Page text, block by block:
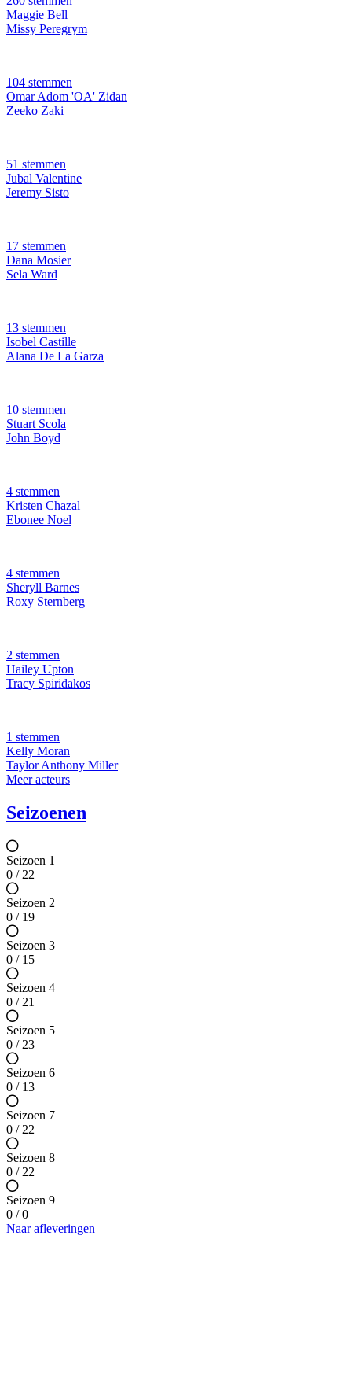
Maggie Bell
Missy Peregrym
104 stemmen
Omar Adom 'OA' Zidan
Zeeko Zaki
51 stemmen
Jubal Valentine
Jeremy Sisto
17 stemmen
Dana Mosier
Sela Ward
13 stemmen
Isobel Castille
Alana De La Garza
10 stemmen
Stuart Scola
John Boyd
4 stemmen
Kristen Chazal
Ebonee Noel
4 stemmen
Sheryll Barnes
Roxy Sternberg
2 stemmen
Hailey Upton
Tracy Spiridakos
1 stemmen
Kelly Moran
Taylor Anthony Miller
Meer acteurs
Seizoenen
Seizoen 1
0 / 22
Seizoen 2
0 / 19
Seizoen 3
0 / 15
Seizoen 4
0 / 21
Seizoen 5
0 / 23
Seizoen 6
0 / 13
Seizoen 7
0 / 22
Seizoen 8
0 / 22
Seizoen 9
0 / 0
Naar afleveringen